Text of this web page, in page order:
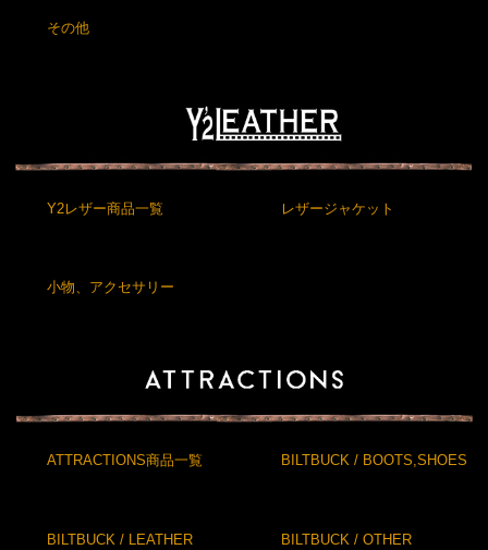
その他
Y2レザー商品一覧 レザージャケット
小物、アクセサリー
ATTRACTIONS商品一覧 BILTBUCK / BOOTS,SHOES
BILTBUCK / LEATHER
BILTBUCK / OTHER